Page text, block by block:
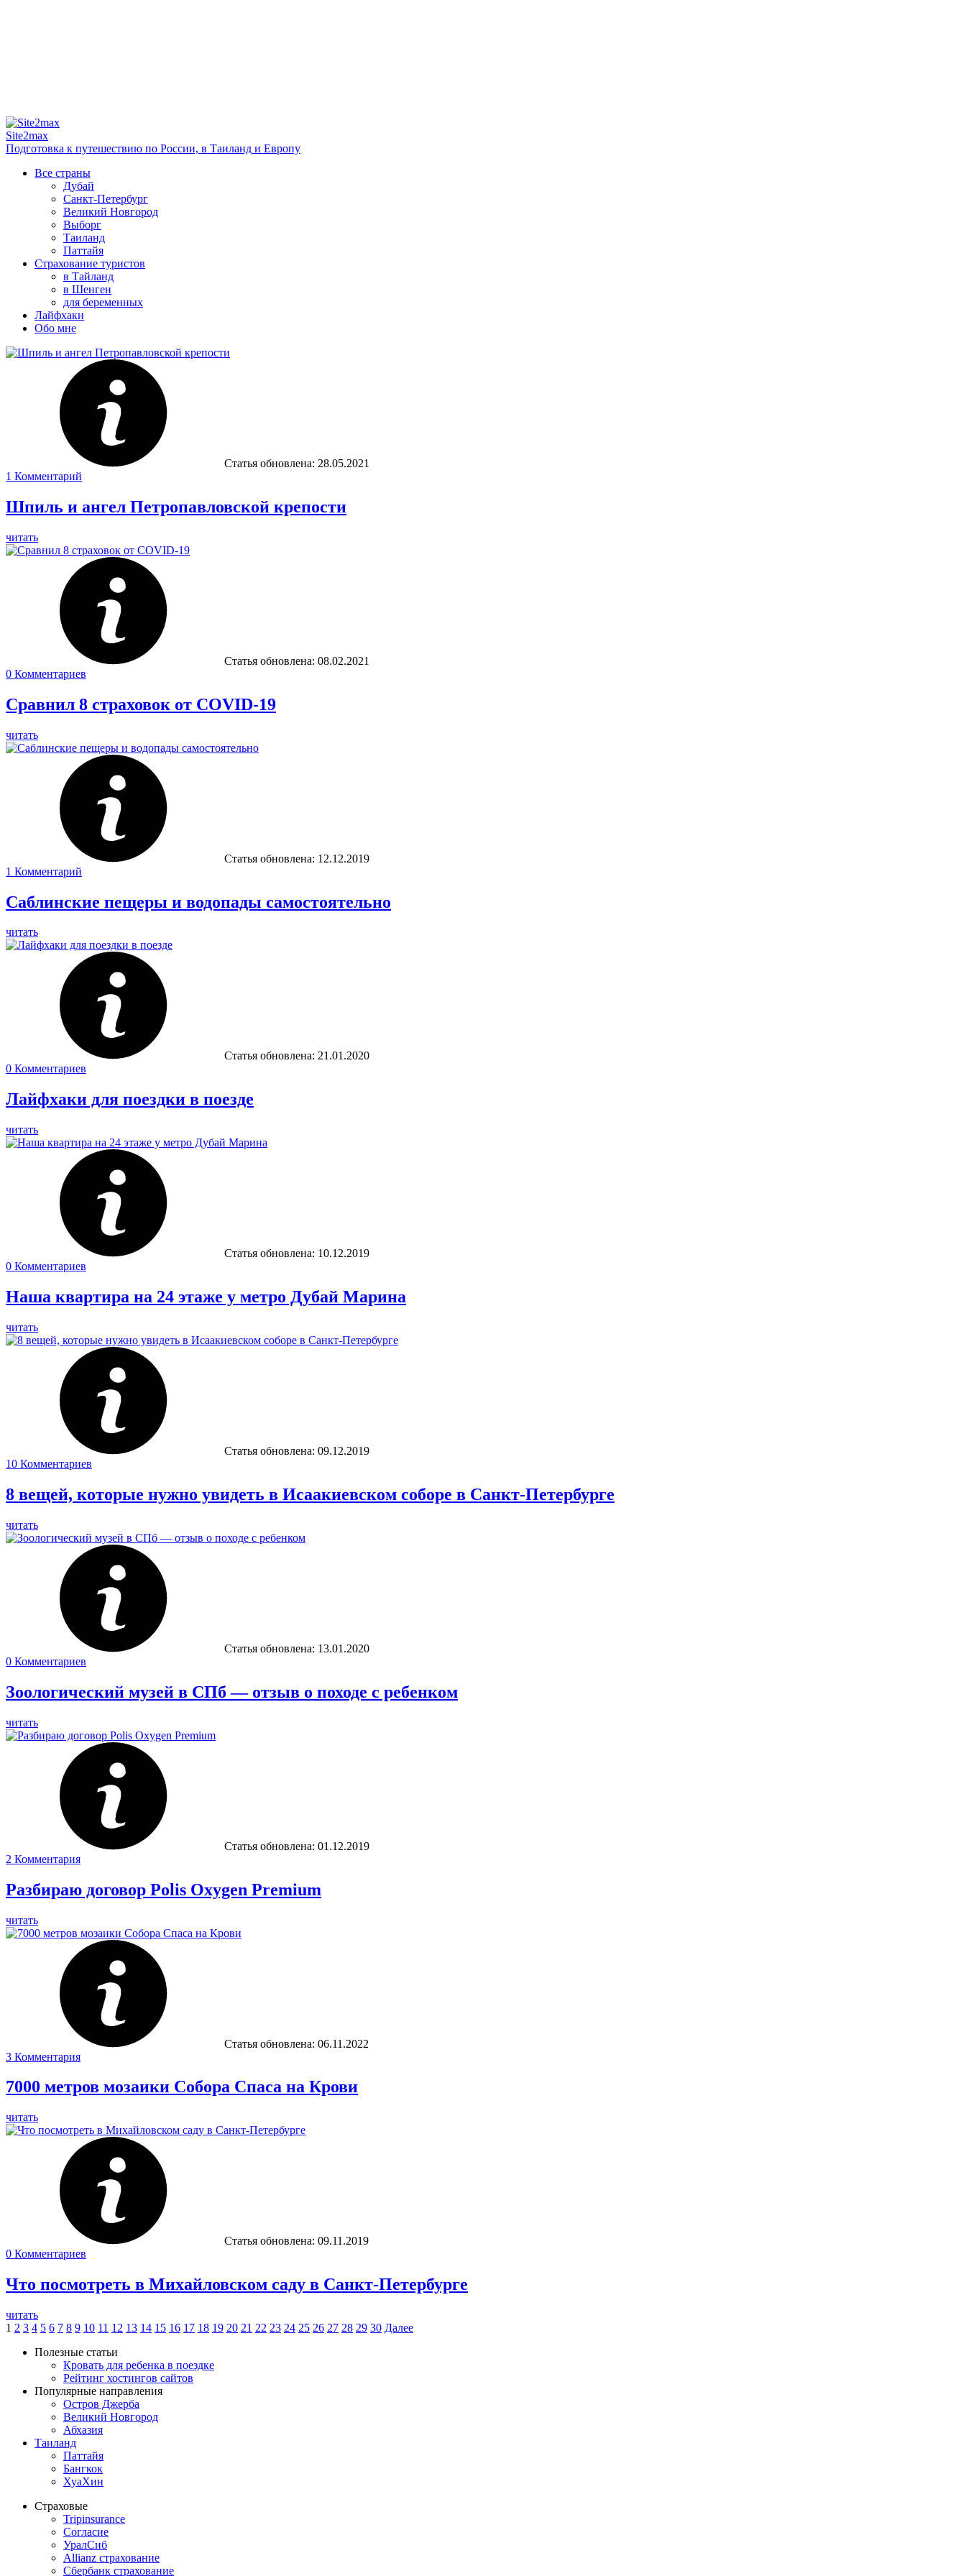
Site2max
Подготовка к путешествию по России, в Таиланд и Европу
Все страны
Дубай
Санкт-Петербург
Великий Новгород
Выборг
Таиланд
Паттайя
Страхование туристов
в Тайланд
в Шенген
для беременных
Лайфхаки
Обо мне
Статья обновлена: 28.05.2021
1 Комментарий
Шпиль и ангел Петропавловской крепости
читать
Статья обновлена: 08.02.2021
0 Комментариев
Сравнил 8 страховок от COVID-19
читать
Статья обновлена: 12.12.2019
1 Комментарий
Саблинские пещеры и водопады самостоятельно
читать
Статья обновлена: 21.01.2020
0 Комментариев
Лайфхаки для поездки в поезде
читать
Статья обновлена: 10.12.2019
0 Комментариев
Наша квартира на 24 этаже у метро Дубай Марина
читать
Статья обновлена: 09.12.2019
10 Комментариев
8 вещей, которые нужно увидеть в Исаакиевском соборе в Санкт-Петербурге
читать
Статья обновлена: 13.01.2020
0 Комментариев
Зоологический музей в СПб — отзыв о походе с ребенком
читать
Статья обновлена: 01.12.2019
2 Комментария
Разбираю договор Polis Oxygen Premium
читать
Статья обновлена: 06.11.2022
3 Комментария
7000 метров мозаики Собора Спаса на Крови
читать
Статья обновлена: 09.11.2019
0 Комментариев
Что посмотреть в Михайловском саду в Санкт-Петербурге
читать
1 2 3 4 5 6 7 8 9 10 11 12 13 14 15 16 17 18 19 20 21 22 23 24 25 26 27 28 29 30 Далее
Полезные статьи
Кровать для ребенка в поездке
Рейтинг хостингов сайтов
Популярные направления
Остров Джерба
Великий Новгород
Абхазия
Таиланд
Паттайя
Бангкок
ХуаХин
Страховые
Tripinsurance
Согласие
УралСиб
Allianz страхование
Сбербанк страхование